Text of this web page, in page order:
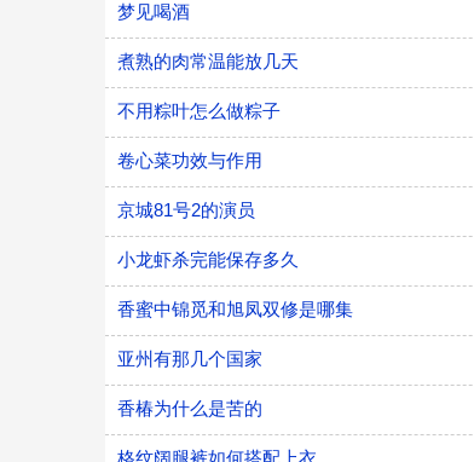
梦见喝酒
煮熟的肉常温能放几天
不用粽叶怎么做粽子
卷心菜功效与作用
京城81号2的演员
小龙虾杀完能保存多久
香蜜中锦觅和旭凤双修是哪集
亚州有那几个国家
香椿为什么是苦的
格纹阔腿裤如何搭配上衣